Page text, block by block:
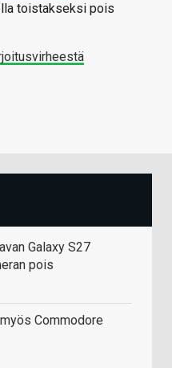
toistakseksi pois
Galaxy S27
pois
Commodore